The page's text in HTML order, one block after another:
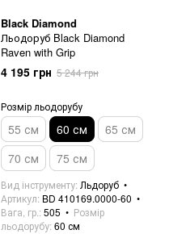
Black Diamond
Льодоруб Black Diamond
Raven with Grip
4 195 грн 5 244 грн
Розмір льодорубу
55 см 60 см
65 см
70 см
75 см
Вид інструменту Льдоруб
Артикул BD 410169.0000-60
Вага, гр. 505
Розмір
льодорубу 60 см